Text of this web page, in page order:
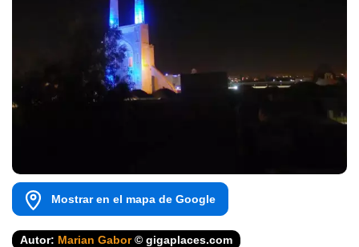
Mostrar en el mapa de Google
Autor: Marian Gabor© gigaplaces.com